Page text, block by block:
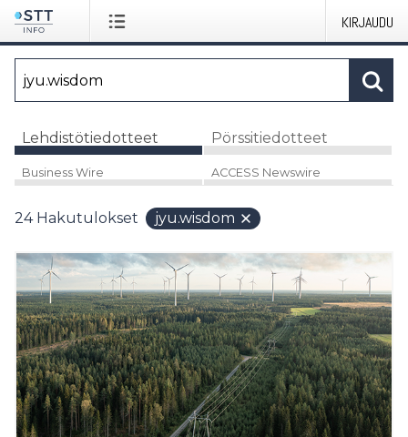
KIRJAUDU
Lehdistötiedotteet Pörssitiedotteet
Business Wire ACCESS Newswire
24 Hakutulokset jyu.wisdom